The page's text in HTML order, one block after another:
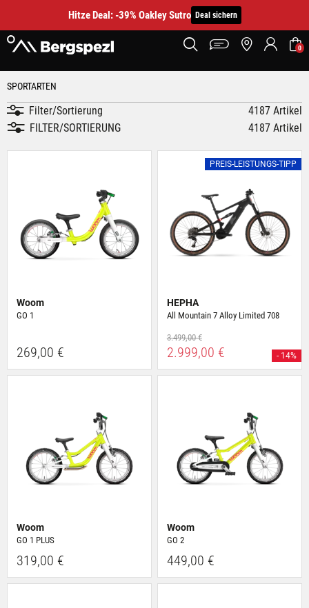
Hitze Deal: -39% Oakley Sutro Deal sichern
0
SPORTARTEN
Filter/Sortierung
4187 Artikel
FILTER/SORTIERUNG
4187 Artikel
Woom
GO 1
269,00 €
PREIS-LEISTUNGS-TIPP
HEPHA
All Mountain 7 Alloy Limited 708
3.499,00 €
2.999,00 € - 14%
Woom
GO 1 PLUS
319,00 €
Woom
GO 2
449,00 €